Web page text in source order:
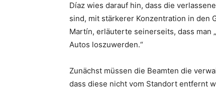
Díaz wies darauf hin, dass die
sind, mit stärkerer Konzentration in den
Martín, erläuterte seinerseits, dass man
Autos loszuwerden.“
Zunächst müssen die Beamten die
dass diese nicht vom Standort entfernt